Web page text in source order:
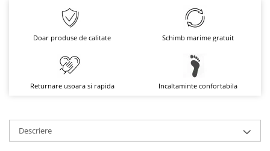
Doar produse de calitate Schimb marime gratuit
Returnare usoara si rapida Incaltaminte confortabila
Descriere